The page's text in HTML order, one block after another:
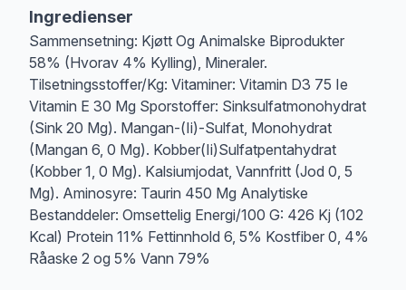
Ingredienser
Sammensetning: Kjøtt Og Animalske Biprodukter
58% (Hvorav 4% Kylling), Mineraler.
Tilsetningsstoffer/Kg: Vitaminer: Vitamin D3 75 Ie
Vitamin E 30 Mg Sporstoffer: Sinksulfatmonohydrat
(Sink 20 Mg). Mangan-(Ii)-Sulfat, Monohydrat
(Mangan 6, 0 Mg). Kobber(Ii)Sulfatpentahydrat
(Kobber 1, 0 Mg). Kalsiumjodat, Vannfritt (Jod 0, 5
Mg). Aminosyre: Taurin 450 Mg Analytiske
Bestanddeler: Omsettelig Energi/100 G: 426 Kj (102
Kcal) Protein 11% Fettinnhold 6, 5% Kostfiber 0, 4%
Råaske 2 og 5% Vann 79%